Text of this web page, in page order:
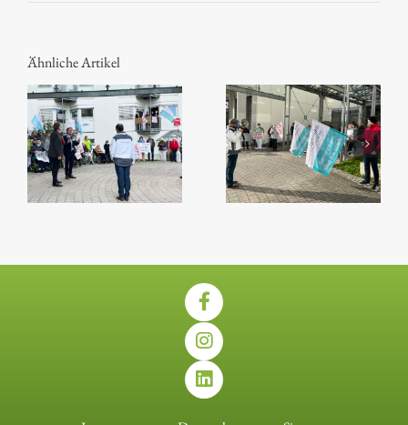
Ähnliche Artikel